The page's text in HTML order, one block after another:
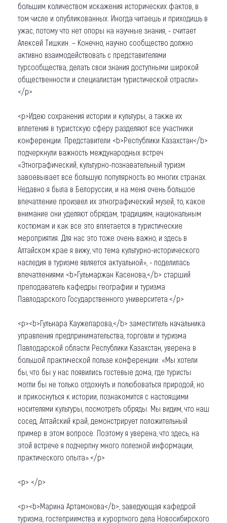
большим количеством искажения исторических фактов, в
том числе и опубликованных. Иногда читаешь и приходишь в
ужас, потому что нет опоры на научные знания, - считает
Алексей Тишкин. – Конечно, научно сообщество должно
активно взаимодействовать с представителями
турсообщества, делать свои знания доступными широкой
общественности и специалистам туристической отрасли».
</p>
<p>Идею сохранения истории и культуры, а также их
вплетения в туристскую сферу разделяют все участники
конференции. Представители <b>Республики Казахстан</b>
подчеркнули важность международных встреч:
«Этнографический, культурно-познавательный туризм
завоевывает все большую популярность во многих странах.
Недавно я была в Белоруссии, и на меня очень большое
впечатление произвел их этнографический музей, то, какое
внимание они уделяют обрядам, традициям, национальным
костюмам и как все это вплетается в туристические
мероприятия. Для нас это тоже очень важно, и здесь в
Алтайском крае я вижу, что тема культурно-исторического
наследия в туризме является актуальной», - поделилась
впечатлениями <b>Гульмаржан Касенова,</b> старший
преподаватель кафедры географии и туризма
Павлодарского Государственного университета.</p>
<p><b>Гульнара Каужепарова,</b> заместитель начальника
управления предпринимательства, торговли и туризма
Павлодарской области Республики Казахстан, уверена в
большой практической пользе конференции: «Мы хотели
бы, что бы у нас появились гостевые дома, где туристы
могли бы не только отдохнуть и полюбоваться природой, но
и прикоснуться к истории, познакомится с настоящими
носителями культуры, посмотреть обряды. Мы видим, что наш
сосед, Алтайский край, демонстрирует положительный
пример в этом вопросе. Поэтому я уверена, что здесь, на
этой встрече я подчерпну много полезной информации,
практического опыта».</p>
<p> </p>
<p><b>Марина Артамонова</b>, заведующая кафедрой
туризма, гостеприимства и курортного дела Новосибирского